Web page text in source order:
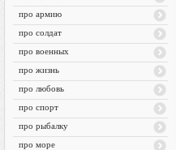
про армию
про солдат
про военных
про жизнь
про любовь
про спорт
про рыбалку
про море